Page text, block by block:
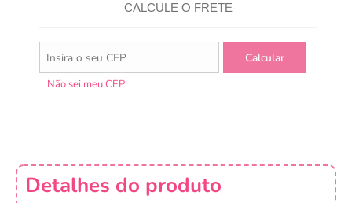
CALCULE O FRETE
Não sei meu CEP
Detalhes do produto